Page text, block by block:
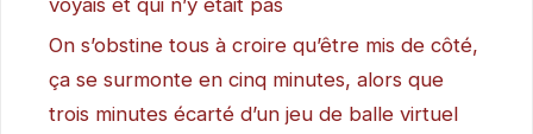
On s’obstine tous à croire qu’être mis de côté,
ça se surmonte en cinq minutes, alors que
trois minutes écarté d’un jeu de balle virtuel